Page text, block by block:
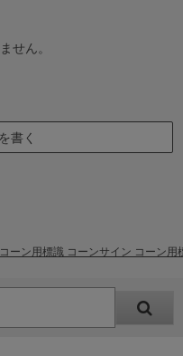
せん。
書く
ーン用標識 コーンサイン コーン用